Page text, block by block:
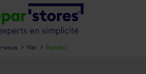
vous Var Bandol